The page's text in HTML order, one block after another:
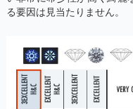
る要因は見当たりません。